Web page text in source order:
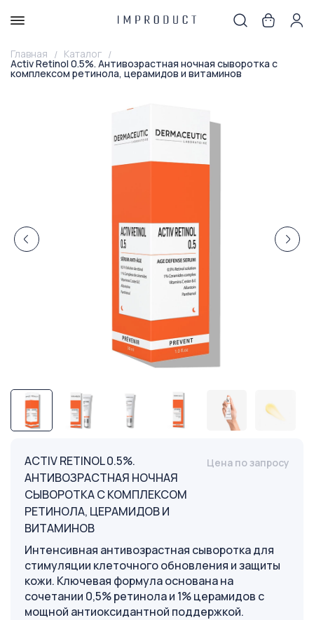
Главная Каталог
Activ Retinol 0.5%. Антивозрастная ночная сыворотка с
комплексом ретинола, церамидов и витаминов
ACTIV RETINOL 0.5%.
АНТИВОЗРАСТНАЯ НОЧНАЯ
СЫВОРОТКА С КОМПЛЕКСОМ
РЕТИНОЛА, ЦЕРАМИДОВ И
ВИТАМИНОВ
Цена по запросу
Интенсивная антивозрастная сыворотка для
стимуляции клеточного обновления и защиты
кожи. Ключевая формула основана на
сочетании 0,5% ретинола и 1% церамидов с
мощной антиоксидантной поддержкой.